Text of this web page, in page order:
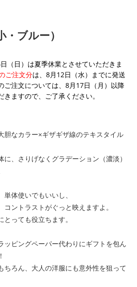
ブルー）
（日）は夏季休業とさせていただきま
ご注文分は、8月12日（水）までに発送
ご注文については、8月17日（月）以降
ますので、ご了承ください。
胆なカラー×ギザギザ線のテキスタイル
、さりげなくグラデーション（濃淡）
体使いでもいいし、
ントラストがぐっと映えますよ。
っても役立ちます。
ッピングペーパー代わりにギフトを包ん
ちろん、大人の洋服にも意外性を狙って